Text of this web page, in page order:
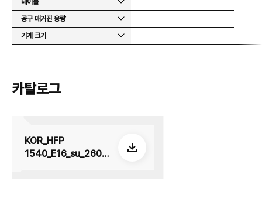
테이블
공구 매거진 용량
기계 크기
카탈로그
KOR_HFP
1540_E16_su_2605